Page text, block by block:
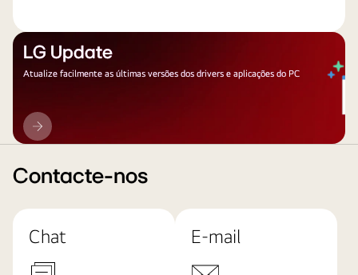
LG Update
Atualize facilmente as últimas versões dos drivers e aplicações do PC
LG
Update
Contacte-nos
Chat E-mail